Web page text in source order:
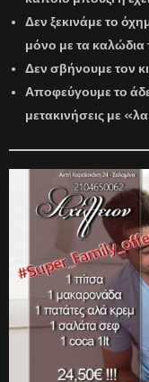
Δεν ξεκινάμε το
μόνο με τα καλώδια
Δεν σβήνουμε τον
Αποφεύγουμε το
μετακινήσεις με